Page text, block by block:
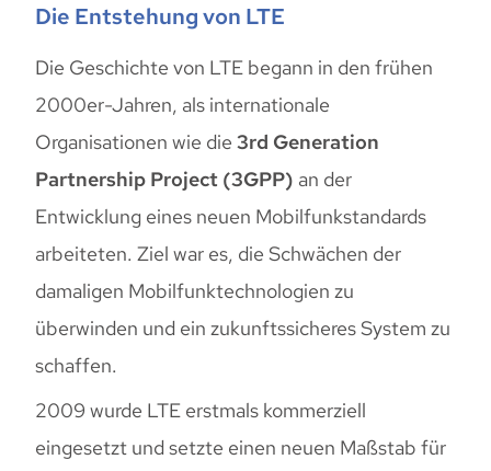
Die Entstehung von LTE
Die Geschichte von LTE begann in den frühen
2000er-Jahren, als internationale
Organisationen wie die3rd Generation
Partnership Project (3GPP) an der
Entwicklung eines neuen Mobilfunkstandards
arbeiteten. Ziel war es, die Schwächen der
damaligen Mobilfunktechnologien zu
überwinden und ein zukunftssicheres System zu
schaffen.
2009 wurde LTE erstmals kommerziell
eingesetzt und setzte einen neuen Maßstab für